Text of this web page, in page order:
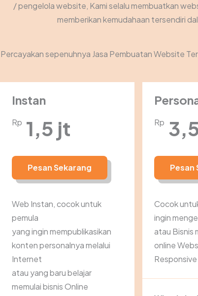
/ pengelola website, Kami selalu membuatkan
memberikan kemudahaan tersendiri
Percayakan sepenuhnya Jasa Pembuatan Website
Instan
Rp 1,5 jt
Pesan Sekarang
Web Instan, cocok untuk
pemula
yang ingin mempublikasikan
konten personalnya melalui
Internet
atau yang baru belajar
memulai bisnis Online
Rp
Pesan
Cocok
ingin
atau Bisnis
online